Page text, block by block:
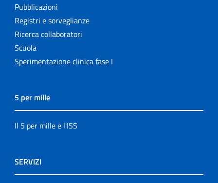
Pubblicazioni
Registri e sorveglianze
Ricerca collaboratori
Scuola
Sperimentazione clinica fase I
5 per mille
Il 5 per mille e l'ISS
SERVIZI